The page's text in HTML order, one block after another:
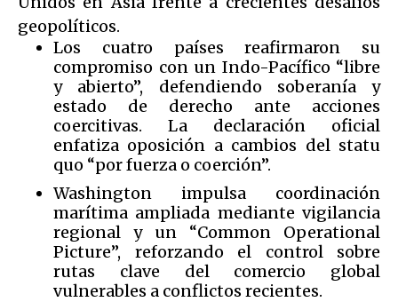
geopolíticos.
Los cuatro países reafirmaron su
compromiso con un Indo-Pacífico “libre
y abierto”, defendiendo soberanía y
estado de derecho ante acciones
coercitivas. La declaración oficial
enfatiza oposición a cambios del statu
quo “por fuerza o coerción”.
Washington impulsa coordinación
marítima ampliada mediante vigilancia
regional y un “Common Operational
Picture”, reforzando el control sobre
rutas clave del comercio global
vulnerables a conflictos recientes.